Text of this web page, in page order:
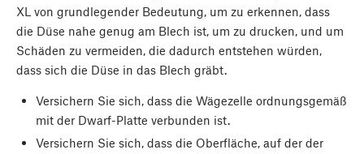
XL von grundlegender Bedeutung, um zu erkennen, dass
die Düse nahe genug am Blech ist, um zu drucken, und um
Schäden zu vermeiden, die dadurch entstehen würden,
dass sich die Düse in das Blech gräbt.
Versichern Sie sich, dass die Wägezelle ordnungsgemäß
mit der Dwarf-Platte verbunden ist.
Versichern Sie sich, dass die Oberfläche, auf der der